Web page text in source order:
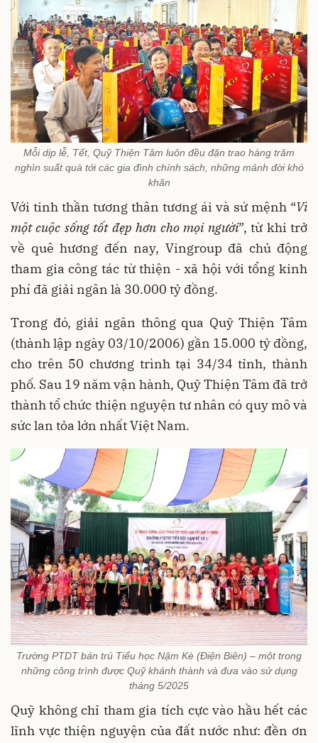
Mỗi dịp lễ, Tết, Quỹ Thiện Tâm luôn đều đặn trao hàng trăm
nghìn suất quà tới các gia đình chính sách, những mảnh đời khó
khăn
Với tinh thần tương thân tương ái và sứ mệnh “Vì
mộtcuộc sống tốt đẹp hơn cho mọi người”, từ khi trở
về quê hương đến nay, Vingroup đã chủ động
tham gia công tác từ thiện - xã hội với tổng kinh
phí đã giải ngân là 30.000 tỷ đồng.
Trong đó, giải ngân thông qua Quỹ Thiện Tâm
(thành lập ngày 03/10/2006) gần 15.000 tỷ đồng,
cho trên 50 chương trình tại 34/34 tỉnh, thành
phố. Sau 19 năm vận hành, Quỹ Thiện Tâm đã trở
thành tổ chức thiện nguyện tư nhân có quy mô và
sức lan tỏa lớn nhất Việt Nam.
Trường PTDT bán trú Tiểu học Nậm Kè (Điện Biên) – một trong
những công trình được Quỹ khánh thành và đưa vào sử dụng
tháng 5/2025
Quỹ không chỉ tham gia tích cực vào hầu hết các
lĩnh vực thiện nguyện của đất nước như: đền ơn